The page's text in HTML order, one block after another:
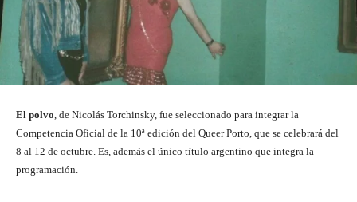
El polvo, de Nicolás Torchinsky, fue seleccionado para integrar la
Competencia Oficial de la 10ª edición del Queer Porto, que se celebrará del
8 al 12 de octubre. Es, además el único título argentino que integra la
programación.